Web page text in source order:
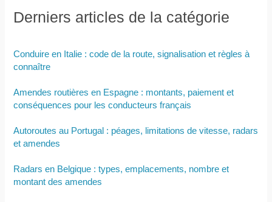
Derniers articles de la catégorie
Conduire en Italie : code de la route, signalisation et règles à
connaître
Amendes routières en Espagne : montants, paiement et
conséquences pour les conducteurs français
Autoroutes au Portugal : péages, limitations de vitesse, radars
et amendes
Radars en Belgique : types, emplacements, nombre et
montant des amendes